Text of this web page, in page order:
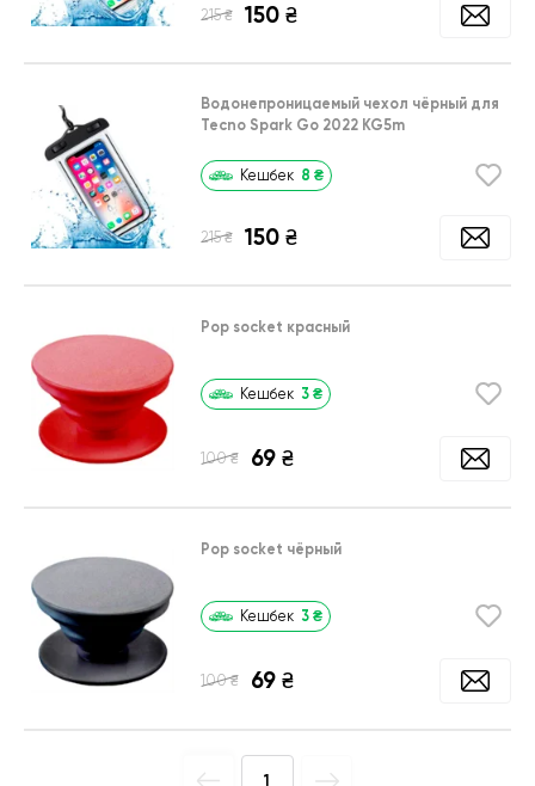
215 ₴ 150 ₴
Водонепроницаемый чехол чёрный для
Tecno Spark Go 2022 KG5m
Кешбек 8 ₴
215 ₴ 150 ₴
Pop socket красный
Кешбек 3 ₴
100 ₴ 69 ₴
Pop socket чёрный
Кешбек 3 ₴
100 ₴ 69 ₴
1